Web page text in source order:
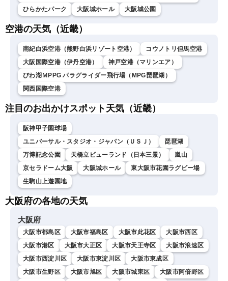
ひらかたパーク
大阪城ホール 大阪城公園
空港の天気（近畿）
南紀白浜空港（熊野白浜リゾート空港）
コウノトリ但馬空港
大阪国際空港（伊丹空港）
神戸空港（マリンエア）
びわ湖ＭPPG パラグライダー飛行場（MPG琵琶湖）
関西国際空港
注目のお出かけスポット天気（近畿）
阪神甲子園球場
ユニバーサル・スタジオ・ジャパン（ＵＳＪ）
琵琶湖
万博記念公園
天橋立ビューランド（日本三景）
嵐山
京セラドーム大阪
大阪城ホール
東大阪市花園ラグビー場
生駒山上遊園地
大阪府の各地の天気
大阪府
大阪市都島区 大阪市福島区 大阪市此花区
大阪市西区
大阪市港区
大阪市大正区 大阪市天王寺区
大阪市浪速区
大阪市西淀川区
大阪市東淀川区
大阪市東成区
大阪市生野区
大阪市旭区 大阪市城東区 大阪市阿倍野区